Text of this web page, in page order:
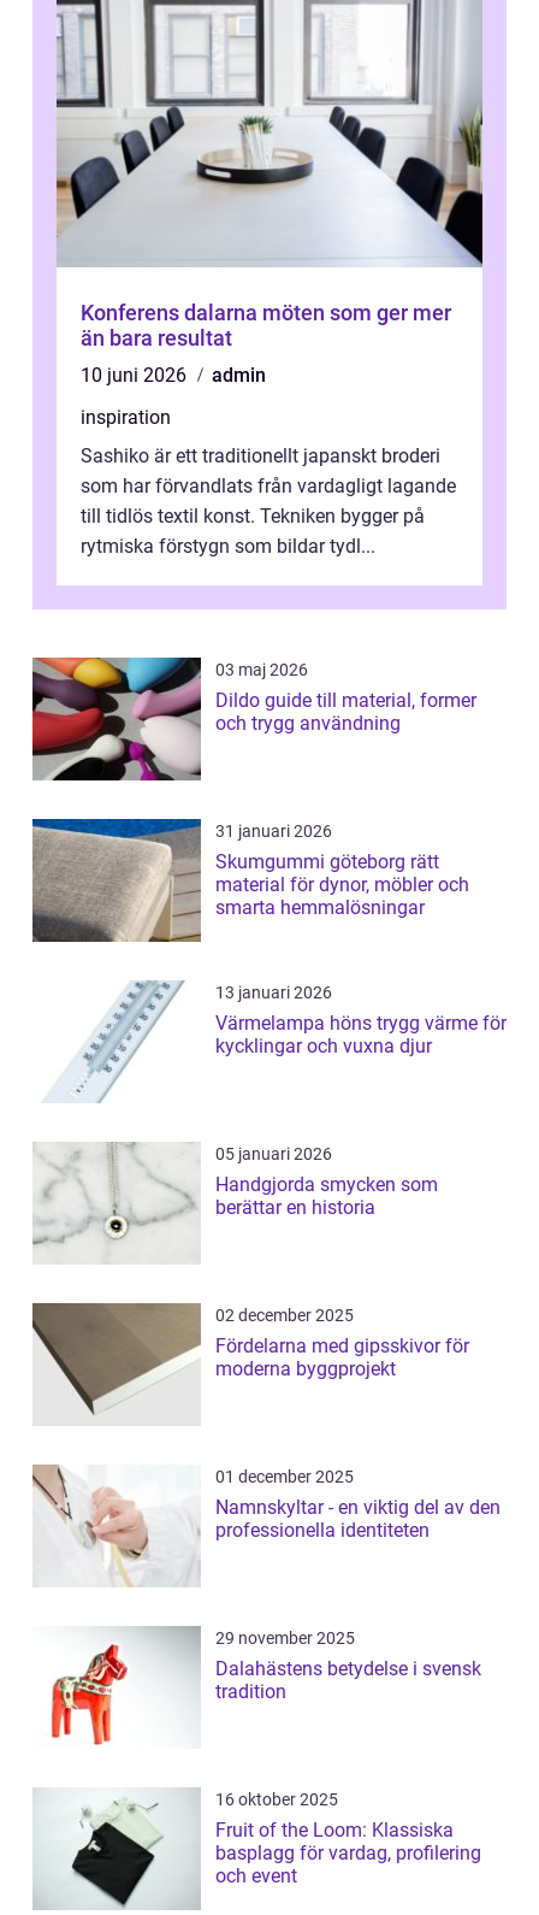
Konferens dalarna möten som ger mer
än bara resultat
10 juni 2026
admin
inspiration
Sashiko är ett traditionellt japanskt broderi
som har förvandlats från vardagligt lagande
till tidlös textil konst. Tekniken bygger på
rytmiska förstygn som bildar tydl...
03 maj 2026
Dildo guide till material, former
och trygg användning
31 januari 2026
Skumgummi göteborg rätt
material för dynor, möbler och
smarta hemmalösningar
13 januari 2026
Värmelampa höns trygg värme för
kycklingar och vuxna djur
05 januari 2026
Handgjorda smycken som
berättar en historia
02 december 2025
Fördelarna med gipsskivor för
moderna byggprojekt
01 december 2025
Namnskyltar - en viktig del av den
professionella identiteten
29 november 2025
Dalahästens betydelse i svensk
tradition
16 oktober 2025
Fruit of the Loom: Klassiska
basplagg för vardag, profilering
och event